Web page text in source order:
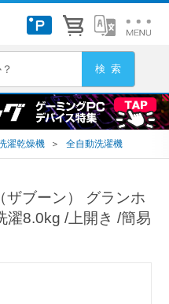
濯乾燥機 ＞ 全自動洗濯機
ザブーン） グランホ
濯8.0kg /上開き /簡易